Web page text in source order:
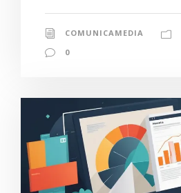
COMUNICAMEDIA
0